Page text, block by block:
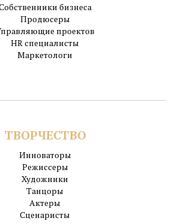
бизнеса
Продюсеры
проектов
HR специалисты
Маркетологи
ТВОРЧЕСТВО
Инноваторы
Режиссеры
Художники
Танцоры
Актеры
Сценаристы